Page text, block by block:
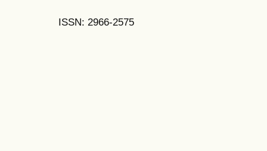
ISSN: 2966-2575